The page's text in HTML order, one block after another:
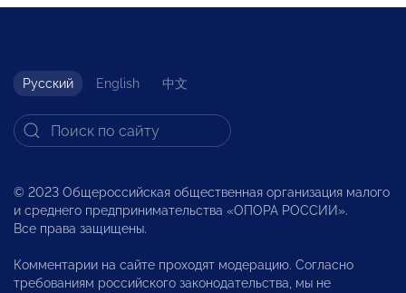
Русский English 中文
© 2023 Общероссийская общественная организация малого
и среднего предпринимательства «ОПОРА РОССИИ».
Все права защищены.
Комментарии на сайте проходят модерацию. Согласно
требованиям российского законодательства, мы не